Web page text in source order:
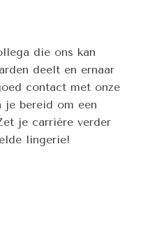
die ons kan
deelt en ernaar
contact met onze
je bereid om een
je carrière verder
lingerie!